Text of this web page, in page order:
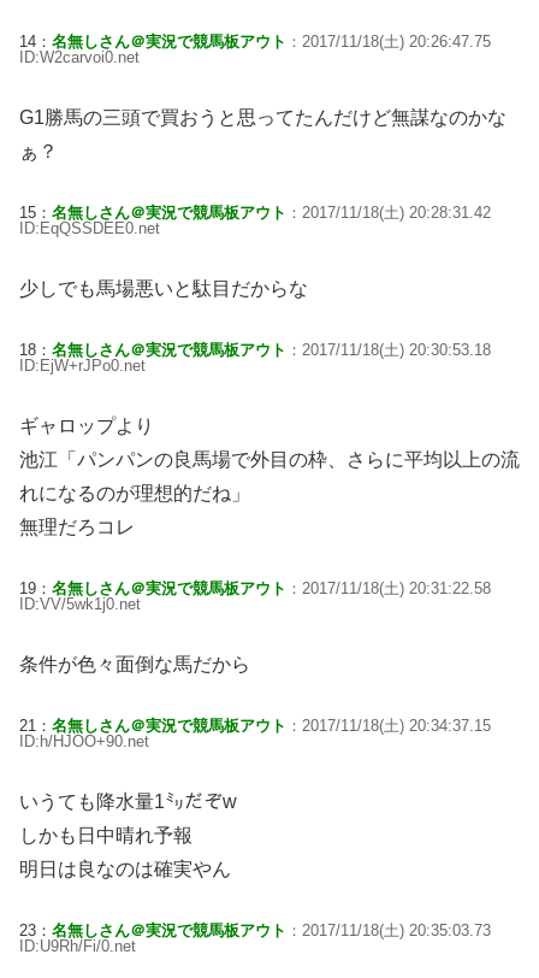
14： 名無しさん＠実況で競馬板アウト ：2017/11/18(土) 20:26:47.75
ID:W2carvoi0.net
G1勝馬の三頭で買おうと思ってたんだけど無謀なのかな
ぁ？
15： 名無しさん＠実況で競馬板アウト ：2017/11/18(土) 20:28:31.42
ID:EqQSSDEE0.net
少しでも馬場悪いと駄目だからな
18： 名無しさん＠実況で競馬板アウト ：2017/11/18(土) 20:30:53.18
ID:EjW+rJPo0.net
ギャロップより
池江「パンパンの良馬場で外目の枠、さらに平均以上の流
れになるのが理想的だね」
無理だろコレ
19： 名無しさん＠実況で競馬板アウト ：2017/11/18(土) 20:31:22.58
ID:VV/5wk1j0.net
条件が色々面倒な馬だから
21： 名無しさん＠実況で競馬板アウト ：2017/11/18(土) 20:34:37.15
ID:h/HJOO+90.net
いうても降水量1㍉だぞw
しかも日中晴れ予報
明日は良なのは確実やん
23： 名無しさん＠実況で競馬板アウト ：2017/11/18(土) 20:35:03.73
ID:U9Rh/Fi/0.net